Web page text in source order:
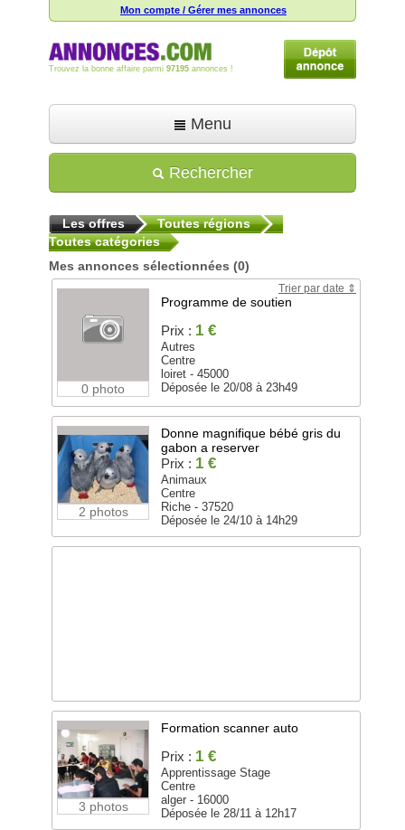
Mon compte / Gérer mes annonces
Trouvez la bonne affaire parmi 97195 annonces !
Menu
Déposer une annonce
Toutes les annonces
Mon compte
Rechercher
Les offres
Toutes régions
Toutes catégories
Mes annonces sélectionnées (0)
Trier par date
0 photo
Programme de soutien
Prix : 1 €
Autres
Centre
loiret - 45000
Déposée le 20/08 à 23h49
2 photos
Donne magnifique bébé gris du
gabon a reserver
Prix : 1 €
Animaux
Centre
Riche - 37520
Déposée le 24/10 à 14h29
3 photos
Formation scanner auto
Prix : 1 €
Apprentissage Stage
Centre
alger - 16000
Déposée le 28/11 à 12h17